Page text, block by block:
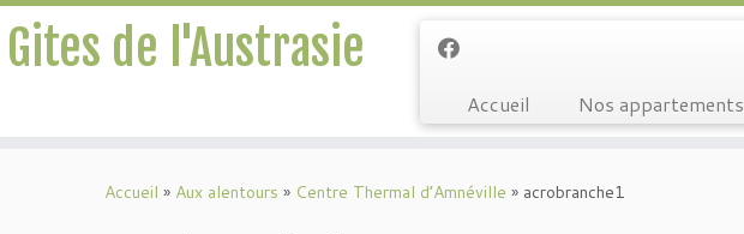
Gites de l'Austrasie
Accueil Nos appartements
Accueil » Aux alentours » Centre Thermal d’Amnéville » acrobranche1